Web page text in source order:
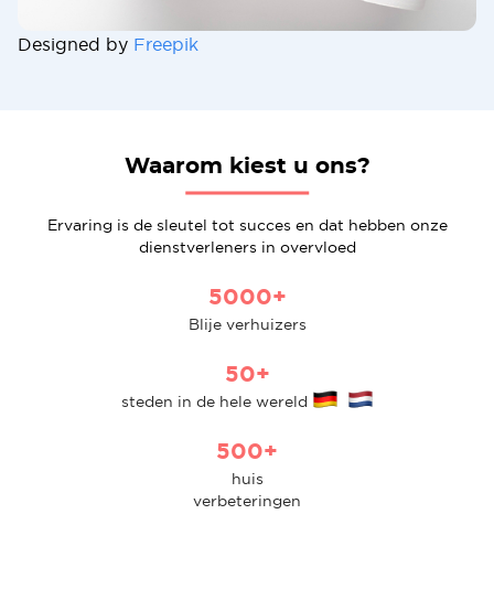
Designed by Freepik
Waarom kiest u ons?
Ervaring is de sleutel tot succes en dat hebben onze
dienstverleners in overvloed
5000+
Blije verhuizers
50+
steden in de hele wereld
500+
huis
verbeteringen